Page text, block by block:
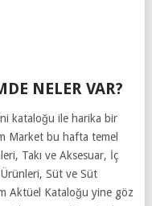
NELER VAR?
kataloğu ile harika bir
Market bu hafta temel
Takı ve Aksesuar, İç
Süt ve Süt
Aktüel Kataloğu yine göz